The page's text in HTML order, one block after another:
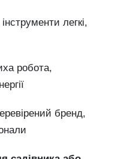
легкі,
робота,
бренд,